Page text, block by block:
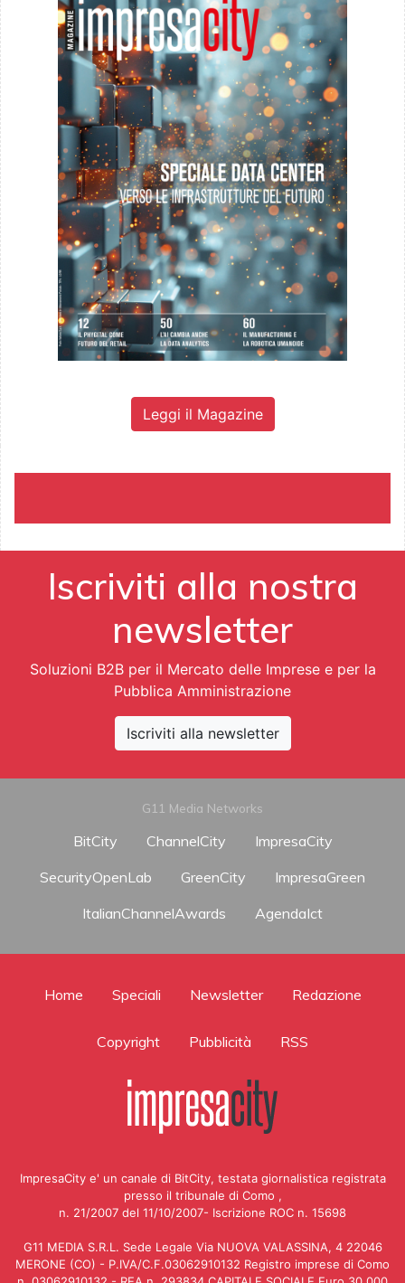
Leggi il Magazine
Iscriviti alla nostra
newsletter
Soluzioni B2B per il Mercato delle Imprese e per la
Pubblica Amministrazione
Iscriviti alla newsletter
G11 Media Networks
BitCity ChannelCity
ImpresaCity
SecurityOpenLab
GreenCity
ImpresaGreen
ItalianChannelAwards
AgendaIct
Home Speciali Newsletter Redazione
Copyright Pubblicità RSS
ImpresaCity e' un canale di BitCity, testata giornalistica registrata
presso il tribunale di Como ,
n. 21/2007 del 11/10/2007- Iscrizione ROC n. 15698
G11 MEDIA S.R.L. Sede Legale Via NUOVA VALASSINA, 4 22046
MERONE (CO) - P.IVA/C.F.03062910132 Registro imprese di Como